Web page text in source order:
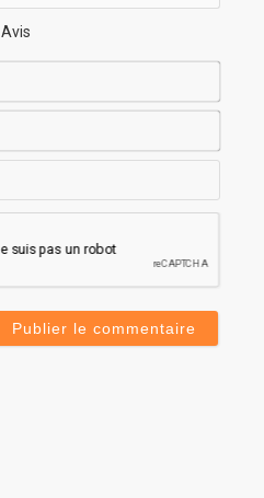
Avis
Nom*
E-